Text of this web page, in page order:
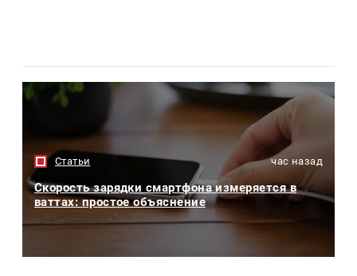
Статьи час назад
Скорость зарядки смартфона измеряется в
ваттах: простое объяснение